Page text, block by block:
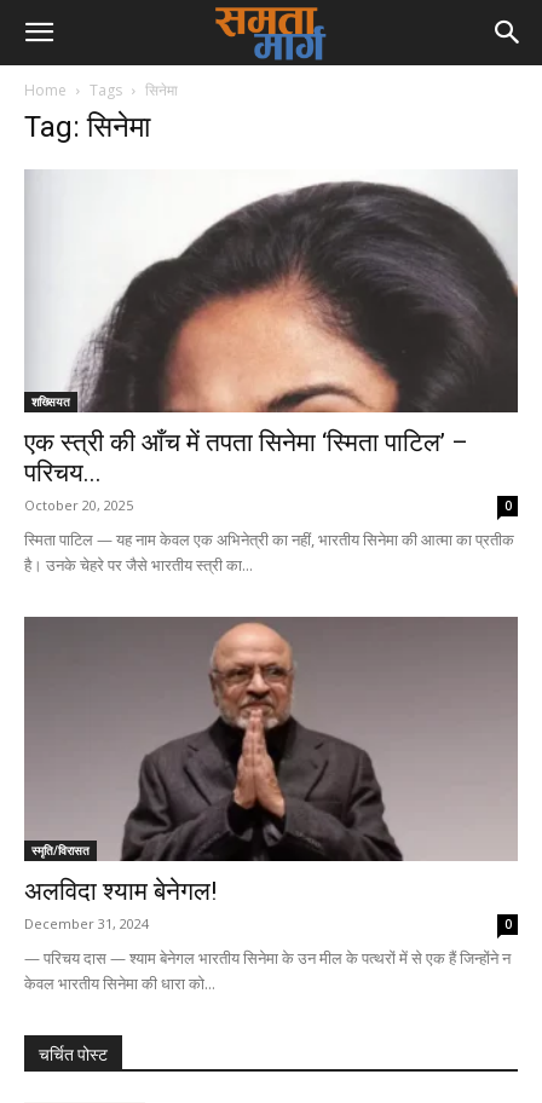
Home Tags सिनेमा
Tag: सिनेमा
शख्सियत
एक स्त्री की आँच में तपता सिनेमा ‘स्मिता पाटिल’ –
परिचय...
October 20, 2025 0
स्मिता पाटिल — यह नाम केवल एक अभिनेत्री का नहीं, भारतीय सिनेमा की आत्मा का प्रतीक
है। उनके चेहरे पर जैसे भारतीय स्त्री का...
स्मृति/विरासत
अलविदा श्याम बेनेगल!
December 31, 2024 0
— परिचय दास — श्याम बेनेगल भारतीय सिनेमा के उन मील के पत्थरों में से एक हैं जिन्होंने न
केवल भारतीय सिनेमा की धारा को...
चर्चित पोस्ट